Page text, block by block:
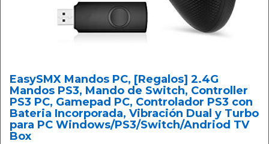
EasySMX Mandos PC, [Regalos] 2.4G
Mandos PS3, Mando de Switch, Controller
PS3 PC, Gamepad PC, Controlador PS3 con
Bateria Incorporada, Vibración Dual y Turbo
para PC Windows/PS3/Switch/Andriod TV
Box